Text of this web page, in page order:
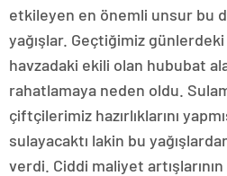
etkileyen en önemli unsur bu
yağışlar. Geçtiğimiz
havzadaki ekili olan hububat
rahatlamaya neden oldu.
çiftçilerimiz hazırlıklarını
sulayacaktı lakin bu
verdi. Ciddi maliyet